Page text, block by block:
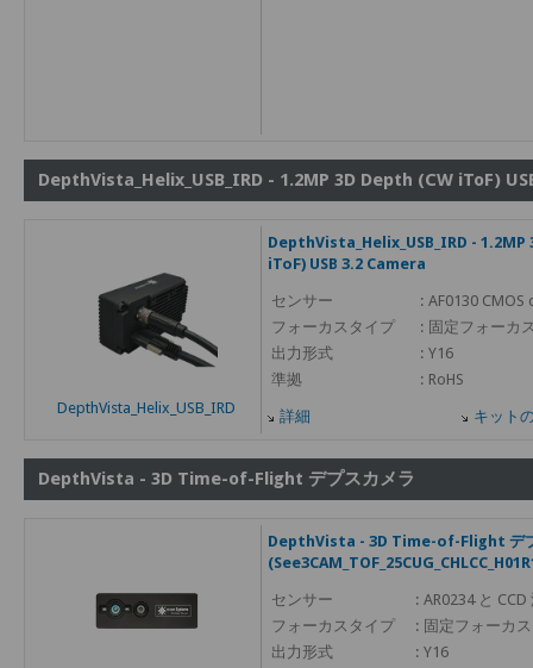
DepthVista_Helix_USB_IRD - 1.2MP 3D Depth (CW iToF)
DepthVista_Helix_USB_IRD
DepthVista_Helix_USB_IRD - 1.2MP
iToF) USB 3.2 Camera
センサー : AF0130
フォーカスタイプ
: 固定フォーカ
出力形式
: Y16
準拠
: RoHS
詳細 キット
DepthVista - 3D Time-of-Flight デプスカメラ
DepthVista - 3D Time-of-Flight デ
センサー : AR0234 と
フォーカスタイプ
: 固定フォーカス
出力形式
: Y16